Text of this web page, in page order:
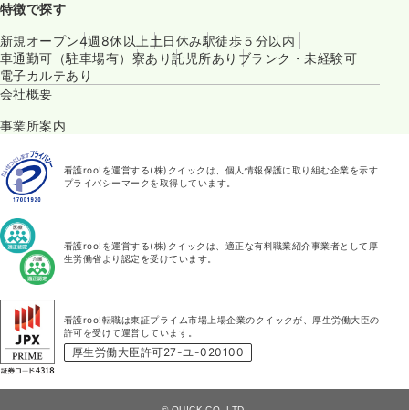
特徴で探す
新規オープン4週8休以上 土日休み駅徒歩５分以内
車通勤可（駐車場有） 寮あり託児所あり ブランク・未経験可
電子カルテあり
会社概要
事業所案内
看護roo!を運営する(株)クイックは、個人情報保護に取り組む企業を示す
プライバシーマークを取得しています。
看護roo!を運営する(株)クイックは、適正な有料職業紹介事業者として厚
生労働省より認定を受けています。
看護roo!転職は東証プライム市場上場企業のクイックが、厚生労働大臣の
許可を受けて運営しています。
厚生労働大臣許可27-ユ-020100